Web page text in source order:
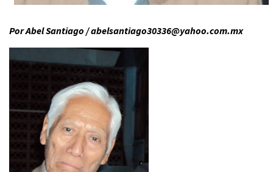
Por Abel Santiago / abelsantiago30336@yahoo.com.mx